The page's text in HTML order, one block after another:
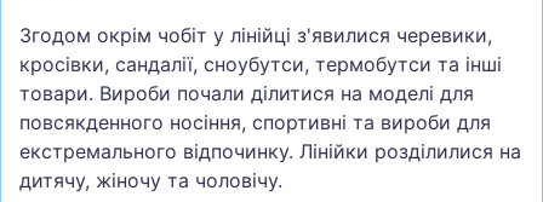
Згодом окрім чобіт у лінійці з'явилися черевики,
кросівки, сандалії, сноубутси, термобутси та інші
товари. Вироби почали ділитися на моделі для
повсякденного носіння, спортивні та вироби для
екстремального відпочинку. Лінійки розділилися на
дитячу, жіночу та чоловічу.